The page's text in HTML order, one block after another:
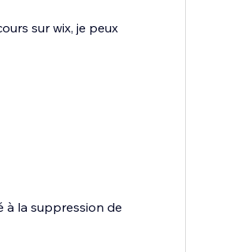
sur wix, je peux
à la suppression de